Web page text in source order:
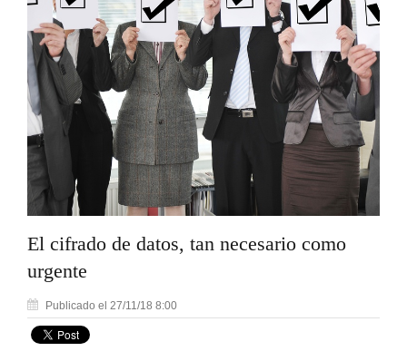
El cifrado de datos, tan necesario como
urgente
Publicado el 27/11/18 8:00